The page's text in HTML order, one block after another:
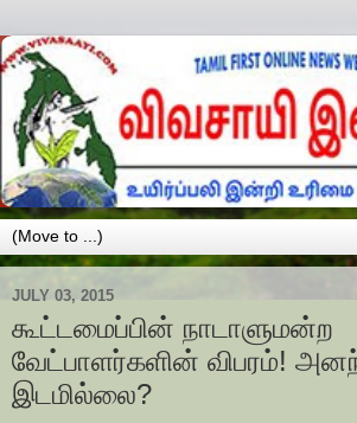
JULY 03, 2015
கூட்டமைப்பின் நாடாளுமன்ற
வேட்பாளர்களின் விபரம்!
இடமில்லை?